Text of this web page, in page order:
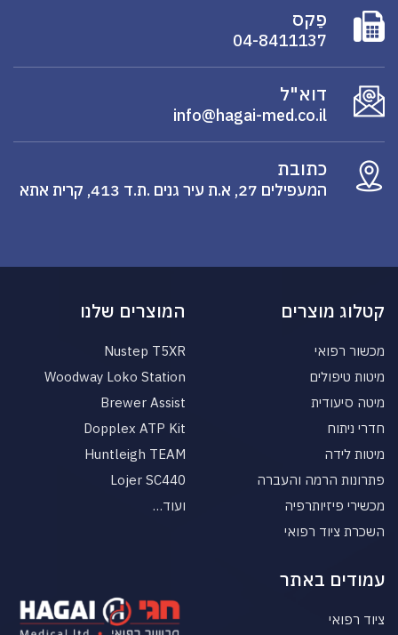
פַקס
04-8411137
דוא"ל
info@hagai-med.co.il
כתובת
המעפילים 27, א.ת עיר גנים .ת.ד 413, קרית אתא
קטלוג מוצרים
מכשור רפואי
מיטות טיפולים
מיטה סיעודית
חדרי ניתוח
מיטות לידה
פתרונות הרמה והעברה
מכשירי פיזיותרפיה
השכרת ציוד רפואי
המוצרים שלנו
Nustep T5XR
Woodway Loko Station
Brewer Assist
Dopplex ATP Kit
Huntleigh TEAM
Lojer SC440
ועוד…
עמודים באתר
ציוד רפואי